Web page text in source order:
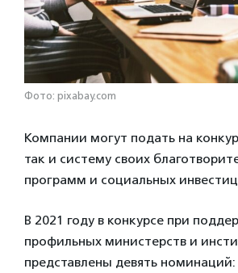
Фото: pixabay.com
Компании могут подать на
так и систему своих
программ и социальных
В 2021 году в конкурсе при
профильных министерств и
представлены девять номинаций: